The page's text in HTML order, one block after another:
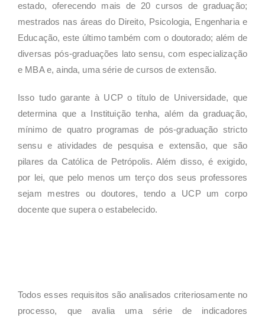
estado, oferecendo mais de 20 cursos de graduação;
mestrados nas áreas do Direito, Psicologia, Engenharia e
Educação, este último também com o doutorado; além de
diversas pós-graduações lato sensu, com especialização
e MBA e, ainda, uma série de cursos de extensão.
Isso tudo garante à UCP o título de Universidade, que
determina que a Instituição tenha, além da graduação,
mínimo de quatro programas de pós-graduação stricto
sensu e atividades de pesquisa e extensão, que são
pilares da Católica de Petrópolis. Além disso, é exigido,
por lei, que pelo menos um terço dos seus professores
sejam mestres ou doutores, tendo a UCP um corpo
docente que supera o estabelecido.
Todos esses requisitos são analisados criteriosamente no
processo, que avalia uma série de indicadores